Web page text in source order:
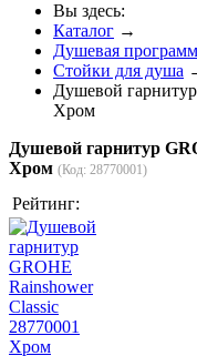
Вы здесь:
Каталог →
Душевая
Стойки для душа
Душевой
Хром
Душевой гарнитур
Хром (Код: 28770001)
Рейтинг: